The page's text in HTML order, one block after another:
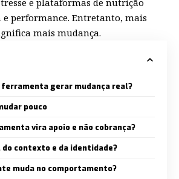
performance. Entretanto, mais
mais mudança.
ferramenta gerar mudança real?
pouco
vira apoio e não cobrança?
do contexto e da identidade?
muda no comportamento?